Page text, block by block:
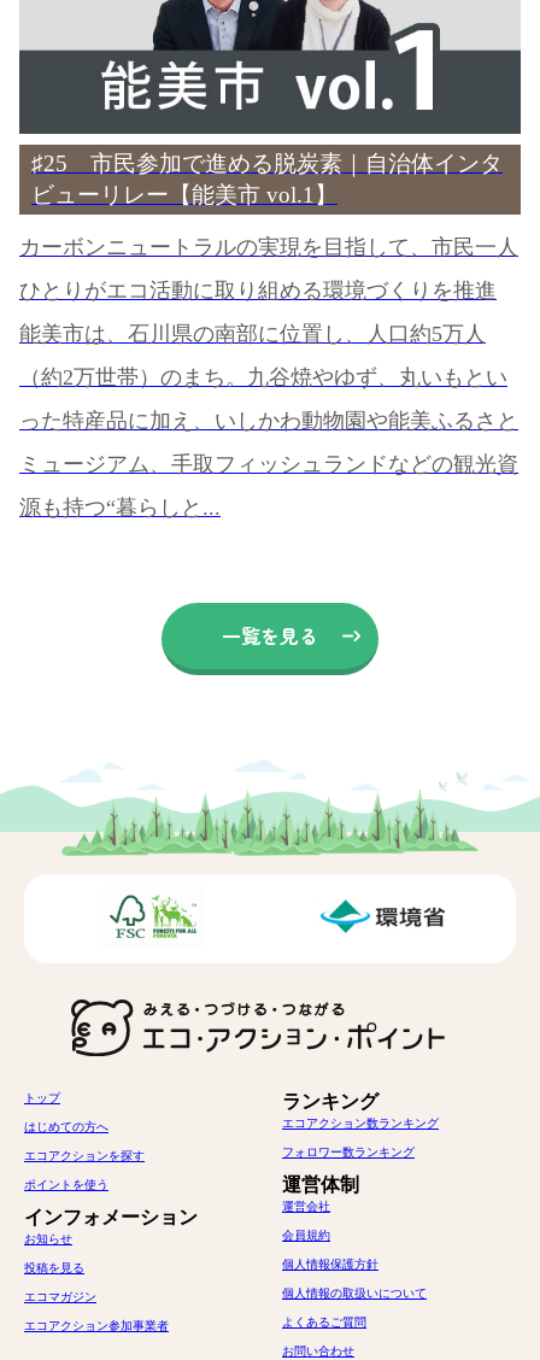
♯25 市民参加で進める脱炭素｜自治体インタ
ビューリレー【能美市 vol.1】
カーボンニュートラルの実現を目指して、市民一人
ひとりがエコ活動に取り組める環境づくりを推進
能美市は、石川県の南部に位置し、人口約5万人
（約2万世帯）のまち。九谷焼やゆず、丸いもとい
った特産品に加え、いしかわ動物園や能美ふるさと
ミュージアム、手取フィッシュランドなどの観光資
源も持つ“暮らしと...
一覧を見る
トップ
はじめての方へ
エコアクションを探す
ポイントを使う
インフォメーション
お知らせ
投稿を見る
エコマガジン
エコアクション参加事業者
ランキング
エコアクション数ランキング
フォロワー数ランキング
運営体制
運営会社
会員規約
個人情報保護方針
個人情報の取扱いについて
よくあるご質問
お問い合わせ